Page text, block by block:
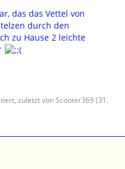
das das Vettel von
durch den
zu Hause 2 leichte
zuletzt von Scooter369 (31.